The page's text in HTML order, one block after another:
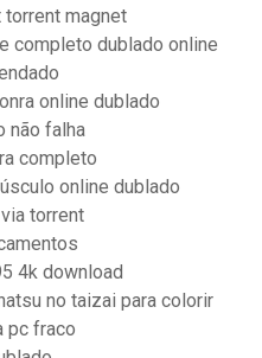
torrent magnet
completo dublado online
online dublado
não falha
completo
online dublado
torrent
4k download
no taizai para colorir
pc fraco